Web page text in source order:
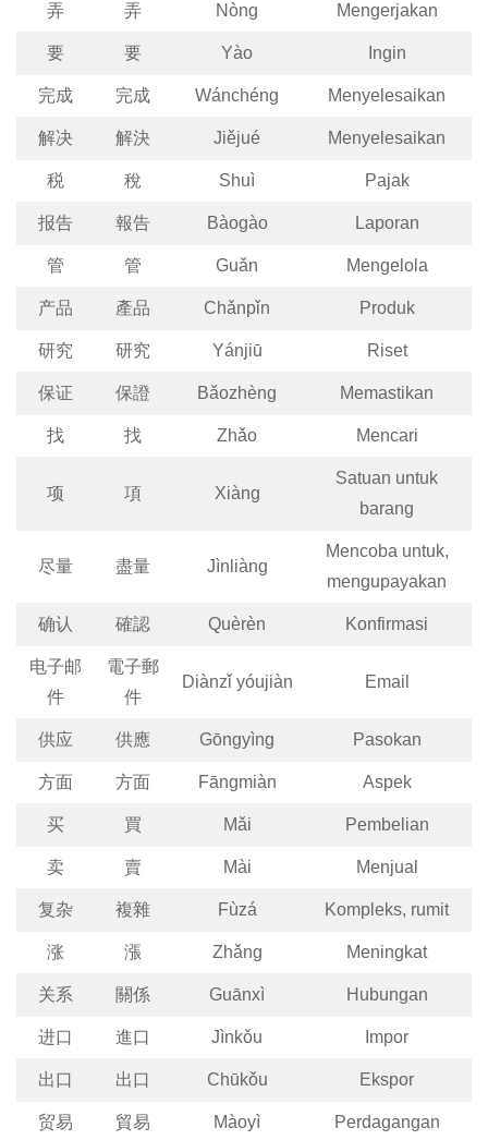
弄 弄 Nòng Mengerjakan
要 要 Yào Ingin
完成 完成 Wánchéng Menyelesaikan
解决 解決 Jiějué Menyelesaikan
税 稅 Shuì Pajak
报告 報告 Bàogào Laporan
管 管 Guǎn Mengelola
产品 產品 Chǎnpǐn Produk
研究 研究 Yánjiū Riset
保证 保證 Bǎozhèng Memastikan
找 找 Zhǎo Mencari
项 項 Xiàng
Satuan untuk
barang
尽量 盡量 Jìnliàng
Mencoba untuk,
mengupayakan
确认 確認 Quèrèn Konfirmasi
电子邮
件
電子郵
件
Diànzǐ yóujiàn Email
供应 供應 Gōngyìng Pasokan
方面 方面 Fāngmiàn Aspek
买 買 Mǎi Pembelian
卖 賣 Mài Menjual
复杂 複雜 Fùzá Kompleks, rumit
涨 漲 Zhǎng Meningkat
关系 關係 Guānxì Hubungan
进口 進口 Jìnkǒu Impor
出口 出口 Chūkǒu Ekspor
贸易 貿易 Màoyì Perdagangan